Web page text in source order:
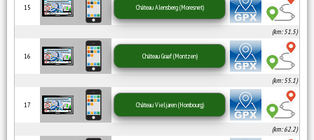
15 Château Alensberg (Moresnet)
(km: 51.5)
16 Château Graaf (Montzen)
(km: 55.1)
17 Château Vieljaren (Hombourg)
(km: 62.2)